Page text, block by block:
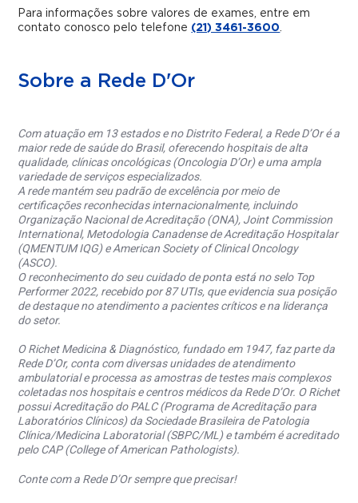
Para informações sobre valores de exames, entre em
contato conosco pelo telefone (21) 3461-3600.
Sobre a Rede D'Or
Com atuação em 13 estados e no Distrito Federal, a Rede D’Or é a
maior rede de saúde do Brasil, oferecendo hospitais de alta
qualidade, clínicas oncológicas (Oncologia D’Or) e uma ampla
variedade de serviços especializados.
A rede mantém seu padrão de excelência por meio de
certificações reconhecidas internacionalmente, incluindo
Organização Nacional de Acreditação (ONA), Joint Commission
International, Metodologia Canadense de Acreditação Hospitalar
(QMENTUM IQG) e American Society of Clinical Oncology
(ASCO).
O reconhecimento do seu cuidado de ponta está no selo Top
Performer 2022, recebido por 87 UTIs, que evidencia sua posição
de destaque no atendimento a pacientes críticos e na liderança
do setor.
O Richet Medicina & Diagnóstico, fundado em 1947, faz parte da
Rede D’Or, conta com diversas unidades de atendimento
ambulatorial e processa as amostras de testes mais complexos
coletadas nos hospitais e centros médicos da Rede D’Or. O Richet
possui Acreditação do PALC (Programa de Acreditação para
Laboratórios Clínicos) da Sociedade Brasileira de Patologia
Clínica/Medicina Laboratorial (SBPC/ML) e também é acreditado
pelo CAP (College of American Pathologists).
Conte com a Rede D’Or sempre que precisar!